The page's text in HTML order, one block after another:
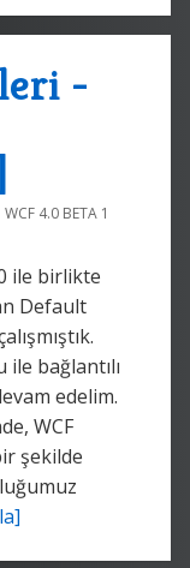
-
WCF 4.0 BETA 1
ile birlikte
Default
bağlantılı
edelim.
WCF
şekilde